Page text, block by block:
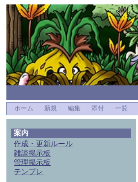
ホーム 新規 編集 添付 一覧
案内
作成・更新ルール
雑談掲示板
管理掲示板
テンプレ